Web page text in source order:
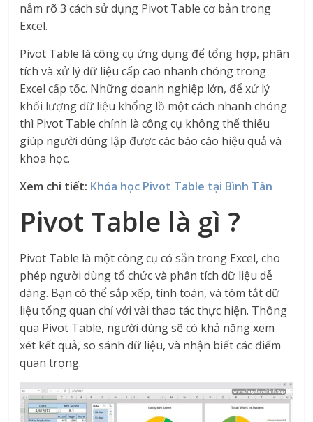
nắm rõ 3 cách sử dụng Pivot Table cơ bản trong
Excel.
Pivot Table là công cụ ứng dụng để tổng hợp, phân
tích và xử lý dữ liệu cấp cao nhanh chóng trong
Excel cấp tốc. Những doanh nghiệp lớn, để xử lý
khối lượng dữ liệu khổng lồ một cách nhanh chóng
thì Pivot Table chính là công cụ không thể thiếu
giúp người dùng lập được các báo cáo hiệu quả và
khoa học.
Xem chi tiết: Khóa học Pivot Table tại Bình Tân
Pivot Table là gì ?
Pivot Table là một công cụ có sẵn trong Excel, cho
phép người dùng tổ chức và phân tích dữ liệu dễ
dàng. Bạn có thể sắp xếp, tính toán, và tóm tắt dữ
liệu tổng quan chỉ với vài thao tác thực hiện. Thông
qua Pivot Table, người dùng sẽ có khả năng xem
xét kết quả, so sánh dữ liệu, và nhận biết các điểm
quan trọng.